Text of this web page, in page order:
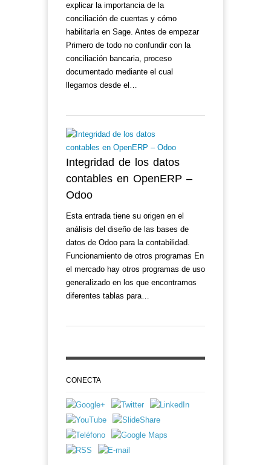
explicar la importancia de la
conciliación de cuentas y cómo
habilitarla en Sage. Antes de empezar
Primero de todo no confundir con la
conciliación bancaria, proceso
documentado mediante el cual
llegamos desde el…
Integridad de los datos
contables en OpenERP –
Odoo
Esta entrada tiene su origen en el
análisis del diseño de las bases de
datos de Odoo para la contabilidad.
Funcionamiento de otros programas En
el mercado hay otros programas de uso
generalizado en los que encontramos
diferentes tablas para…
CONECTA